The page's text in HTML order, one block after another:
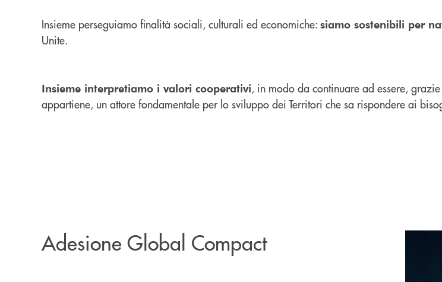
Insieme perseguiamo finalità sociali, culturali ed economiche: siamo sostenibili per
Unite.
Insieme interpretiamo i valori cooperativi, in modo da continuare ad essere,
appartiene, un attore fondamentale per lo sviluppo dei Territori che sa rispondere ai
Adesione Global Compact